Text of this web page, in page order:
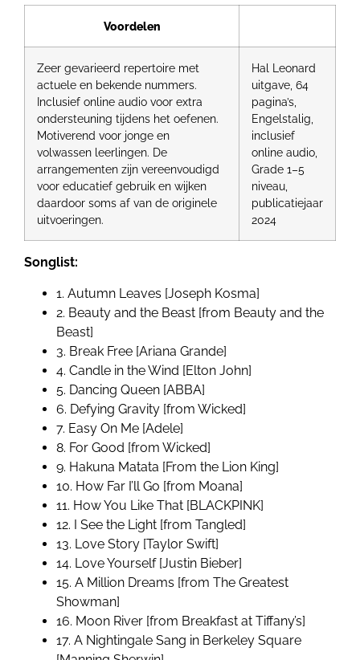
Voordelen
Zeer gevarieerd repertoire met
actuele en bekende nummers.
Inclusief online audio voor extra
ondersteuning tijdens het oefenen.
Motiverend voor jonge en
volwassen leerlingen. De
arrangementen zijn vereenvoudigd
voor educatief gebruik en wijken
daardoor soms af van de originele
uitvoeringen.
Hal Leonard
uitgave, 64
pagina’s,
Engelstalig,
inclusief
online audio,
Grade 1–5
niveau,
publicatiejaar
2024
Songlist:
1. Autumn Leaves [Joseph Kosma]
2. Beauty and the Beast [from Beauty and the
Beast]
3. Break Free [Ariana Grande]
4. Candle in the Wind [Elton John]
5. Dancing Queen [ABBA]
6. Defying Gravity [from Wicked]
7. Easy On Me [Adele]
8. For Good [from Wicked]
9. Hakuna Matata [From the Lion King]
10. How Far I’ll Go [from Moana]
11. How You Like That [BLACKPINK]
12. I See the Light [from Tangled]
13. Love Story [Taylor Swift]
14. Love Yourself [Justin Bieber]
15. A Million Dreams [from The Greatest
Showman]
16. Moon River [from Breakfast at Tiffany’s]
17. A Nightingale Sang in Berkeley Square